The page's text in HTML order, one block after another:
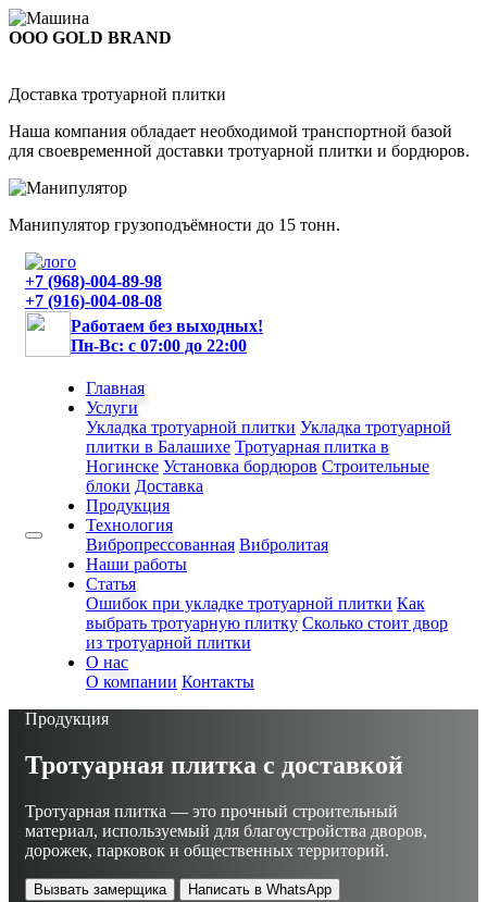
ООО GOLD BRAND
Доставка тротуарной плитки
Наша компания обладает необходимой транспортной базой
для своевременной доставки тротуарной плитки и бордюров.
Манипулятор грузоподъёмности до 15 тонн.
+7 (968)-004-89-98
+7 (916)-004-08-08
Работаем без выходных!
Пн-Вс: с 07:00 до 22:00
Главная
Услуги
Укладка тротуарной плитки Укладка тротуарной
плитки в Балашихе Тротуарная плитка в
Ногинске Установка бордюров Строительные
блоки Доставка
Продукция
Технология
Вибропрессованная Вибролитая
Наши работы
Статья
Ошибок при укладке тротуарной плитки Как
выбрать тротуарную плитку Сколько стоит двор
из тротуарной плитки
О нас
О компании Контакты
Продукция
Тротуарная плитка с доставкой
Тротуарная плитка — это прочный строительный
материал, используемый для благоустройства дворов,
дорожек, парковок и общественных территорий.
Вызвать замерщика Написать в WhatsApp